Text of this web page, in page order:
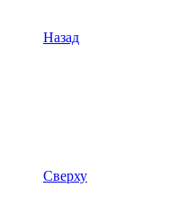
Назад
Сверху